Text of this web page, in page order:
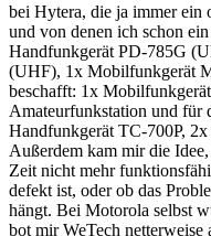
bei Hytera, die ja immer ein
und von denen ich schon
Handfunkgerät PD-785G
(UHF), 1x Mobilfunkgerät
beschafft: 1x
Amateurfunkstation und für
Handfunkgerät TC-700P,
Außerdem kam mir die
Zeit nicht mehr
defekt ist, oder ob das
hängt. Bei Motorola selbst
bot mir WeTech